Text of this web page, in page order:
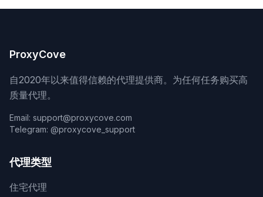
ProxyCove
自2020年以来值得信赖的代理提供商。为任何任务购买高
质量代理。
Email: support@proxycove.com
Telegram: @proxycove_support
代理类型
住宅代理